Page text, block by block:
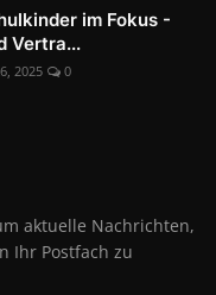
im Fokus -
Vertra...
2025 0
aktuelle Nachrichten,
Ihr Postfach zu